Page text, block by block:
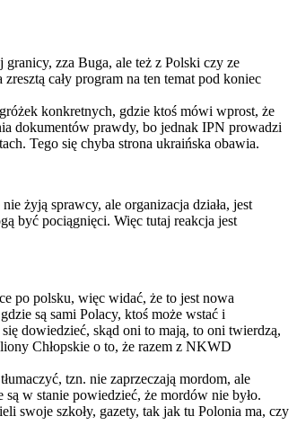
zza Buga, ale też z Polski czy ze
cały program na ten temat pod koniec
konkretnych, gdzie ktoś mówi wprost, że
dokumentów prawdy, bo jednak IPN prowadzi
Tego się chyba strona ukraińska obawia.
żyją sprawcy, ale organizacja działa, jest
być pociągnięci. Więc tutaj reakcja jest
po polsku, więc widać, że to jest nowa
są sami Polacy, ktoś może wstać i
dowiedzieć, skąd oni to mają, to oni twierdzą,
Chłopskie o to, że razem z NKWD
tzn. nie zaprzeczają mordom, ale
w stanie powiedzieć, że mordów nie było.
swoje szkoły, gazety, tak jak tu Polonia ma, czy